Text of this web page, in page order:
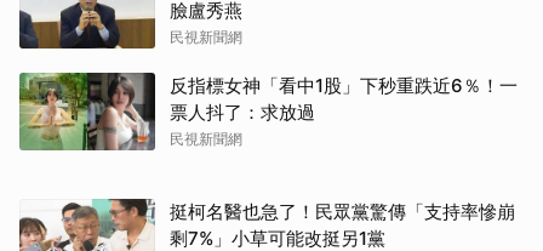
臉盧秀燕
民視新聞網
反指標女神「看中1股」下秒重跌近6％！一
票人抖了：求放過
民視新聞網
挺柯名醫也急了！民眾黨驚傳「支持率慘崩
剩7%」小草可能改挺另1黨